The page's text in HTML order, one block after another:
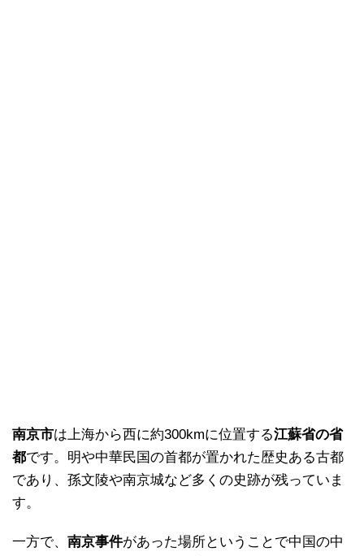
南京市は上海から西に約300kmに位置する江蘇省の省
都です。明や中華民国の首都が置かれた歴史ある古都
であり、孫文陵や南京城など多くの史跡が残っていま
す。
一方で、 南京事件があった場所ということで中国の中